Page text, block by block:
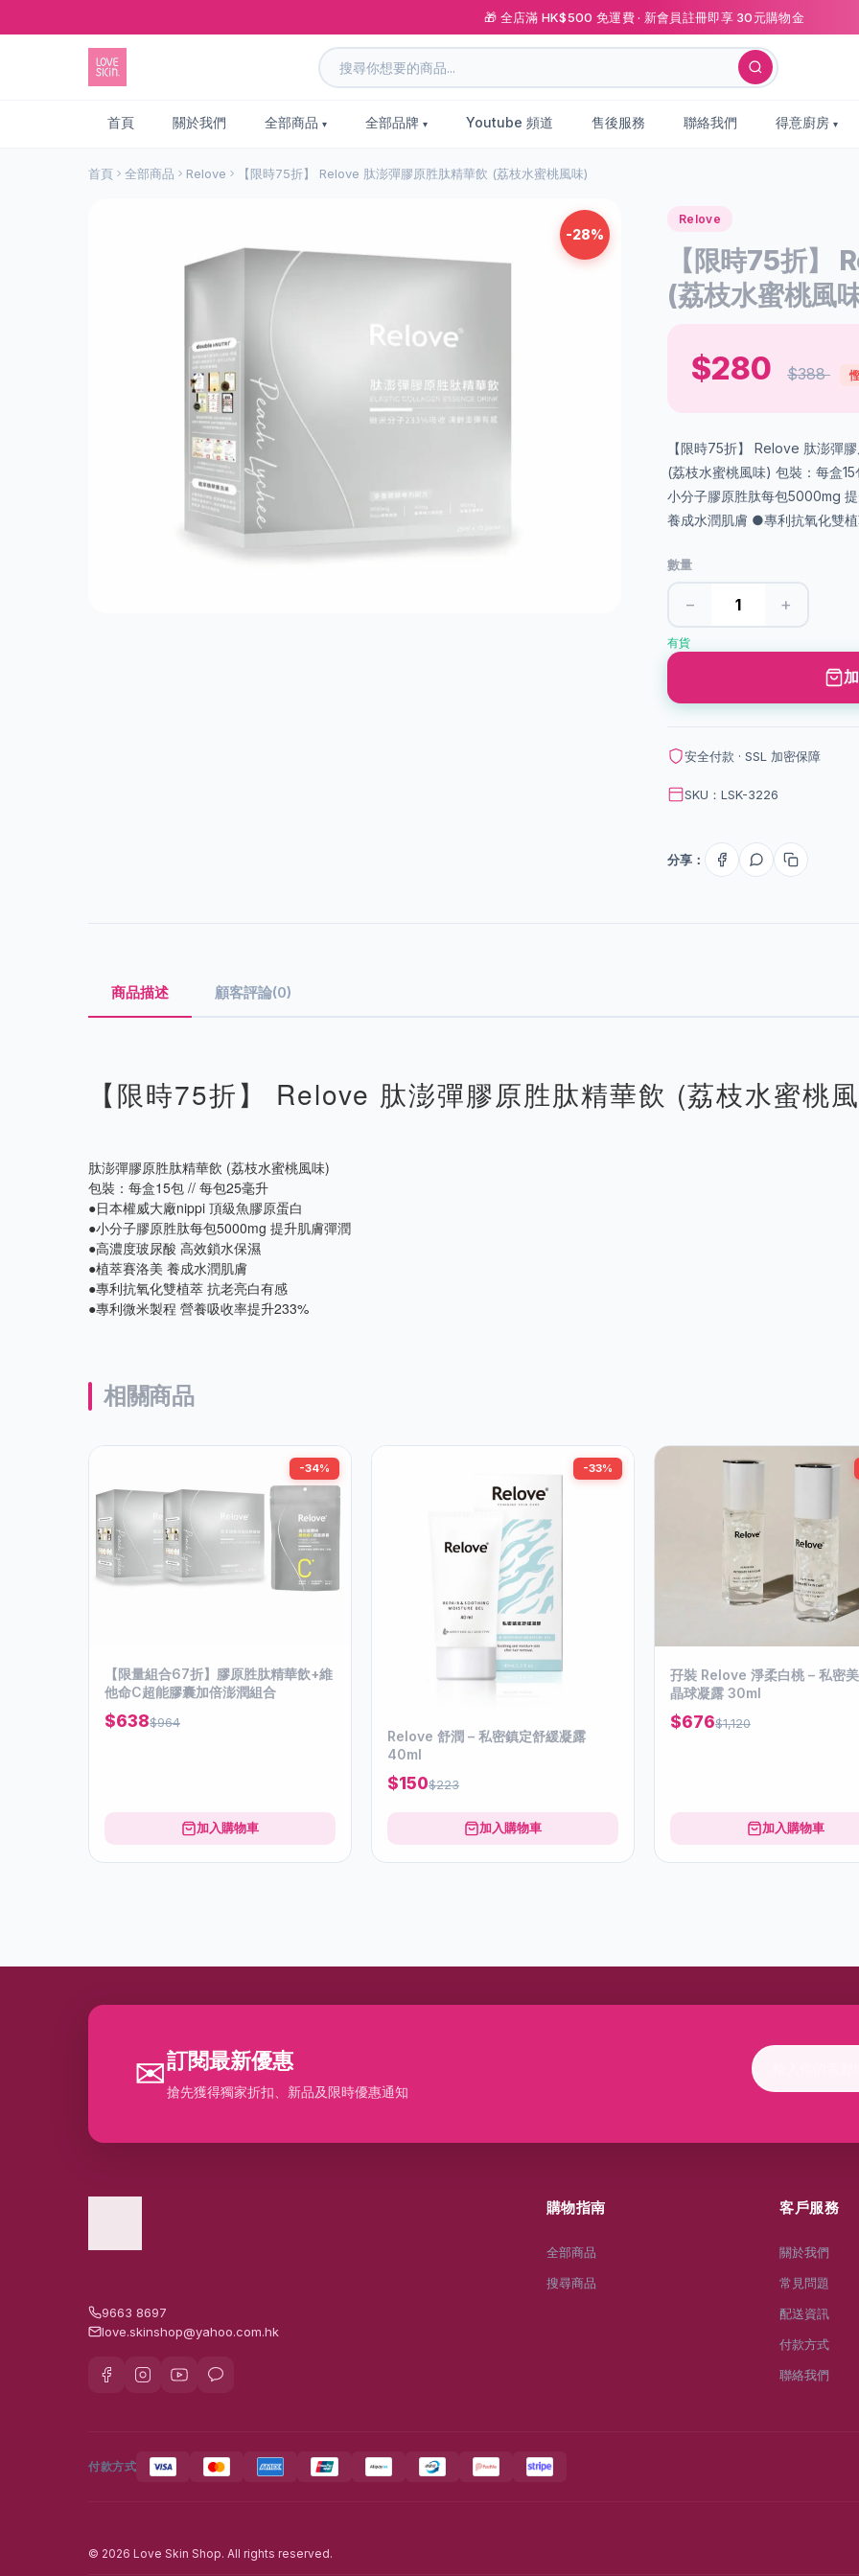
🎁 全店滿 HK$500 免運費 · 新會員註冊即享 30元購物金
首頁 關於我們 全部商品 全部品牌 Youtube 頻道 售後服務 聯絡我們 得意廚房
首頁 全部商品 Relove 【限時75折】 Relove 肽澎彈膠原胜肽精華飲 (荔枝水蜜桃風味)
-28%
Relove
【限時75折】
(荔枝水蜜桃風
$280 $388
【限時75折】 Relove 肽澎彈
(荔枝水蜜桃風味) 包裝：每盒
小分子膠原胜肽每包5000mg
養成水潤肌膚 ●專利抗氧化雙
數量
− +
有貨
安全付款 · SSL 加密保障
SKU：LSK-3226
分享：
商品描述 顧客評論(0)
【限時75折】 Relove 肽澎彈膠原胜肽精華飲 (荔枝水蜜桃
肽澎彈膠原胜肽精華飲 (荔枝水蜜桃風味)
包裝：每盒15包 // 每包25毫升
●日本權威大廠nippi 頂級魚膠原蛋白
●小分子膠原胜肽每包5000mg 提升肌膚彈潤
●高濃度玻尿酸 高效鎖水保濕
●植萃賽洛美 養成水潤肌膚
●專利抗氧化雙植萃 抗老亮白有感
●專利微米製程 營養吸收率提升233%
相關商品
-34%
【限量組合67折】膠原胜肽精華飲+維
他命C超能膠囊加倍澎潤組合
$638$964
加入購物車
-33%
Relove 舒潤 – 私密鎮定舒緩凝露
40ml
$150$223
加入購物車
孖裝 Relove 淨柔白桃 – 私密
晶球凝露 30ml
$676$1,120
加入購物車
✉訂閱最新優惠
搶先獲得獨家折扣、新品及限時優惠通知
9663 8697
love.skinshop@yahoo.com.hk
購物指南
全部商品
搜尋商品
客戶服務
關於我們
常見問題
配送資訊
付款方式
聯絡我們
付款方式
© 2026 Love Skin Shop. All rights reserved.